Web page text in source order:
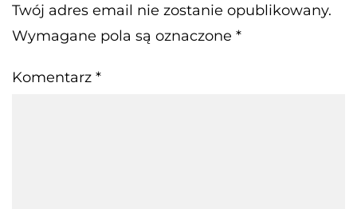
Twój adres email nie zostanie opublikowany.
Wymagane pola są oznaczone *
Komentarz *